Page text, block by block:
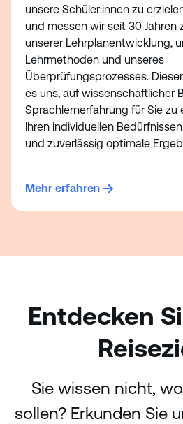
unsere Schüler:innen zu
und messen wir seit 30 Jahren
unserer Lehrplanentwicklung,
Lehrmethoden und unseres
Überprüfungsprozesses.
es uns, auf wissenschaftlicher
Sprachlernerfahrung für Sie zu
Ihren individuellen
und zuverlässig optimale
Mehr erfahren
Entdecken
Sie wissen nicht,
sollen? Erkunden Sie